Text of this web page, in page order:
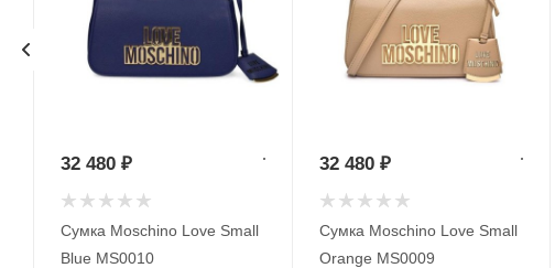
Сумка Moschino Love Small
Blue MS0010
32 480₽
Сумка Moschino Love Small
Orange MS0009
32 480₽